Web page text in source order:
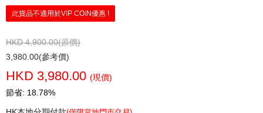
此貨品不適用於VIP COIN優惠 !
HKD 4,900.00(原價)
3,980.00(參考價)
HKD 3,980.00 (現價)
節省: 18.78%